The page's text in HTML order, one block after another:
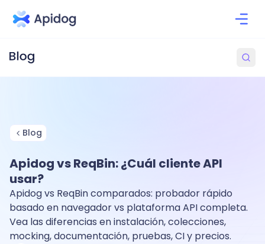
Blog
Apidog vs ReqBin: ¿Cuál cliente API
usar?
Apidog vs ReqBin comparados: probador rápido
basado en navegador vs plataforma API completa.
Vea las diferencias en instalación, colecciones,
mocking, documentación, pruebas, CI y precios.